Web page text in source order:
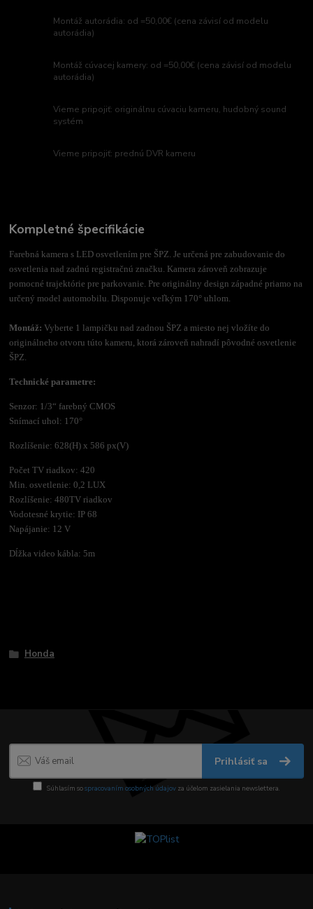
Montáž autorádia: od =50,00€ (cena závisí od modelu
autorádia)
Montáž cúvacej kamery: od =50,00€ (cena závisí od modelu
autorádia)
Vieme pripojiť: originálnu cúvaciu kameru, hudobný sound
systém
Vieme pripojiť: prednú DVR kameru
Kompletné špecifikácie
Farebná kamera s LED osvetlením pre ŠPZ. Je určená pre zabudovanie do
osvetlenia nad zadnú registračnú značku. Kamera zároveň zobrazuje
pomocné trajektórie pre parkovanie. Pre originálny design západné priamo na
určený model automobilu. Disponuje veľkým 170° uhlom.
Montáž: Vyberte 1 lampičku nad zadnou ŠPZ a miesto nej vložíte do
originálneho otvoru túto kameru, ktorá zároveň nahradí pôvodné osvetlenie
ŠPZ.
Technické parametre:
Senzor: 1/3“ farebný CMOS
Snímací uhol: 170°
Rozlíšenie: 628(H) x 586 px(V)
Počet TV riadkov: 420
Min. osvetlenie: 0,2 LUX
Rozlíšenie: 480TV riadkov
Vodotesné krytie: IP 68
Napájanie: 12 V
Dĺžka video kábla: 5m
Honda
Prihlásiť sa
Súhlasím sospracovaním osobných údajov za účelom zasielania newslettera.